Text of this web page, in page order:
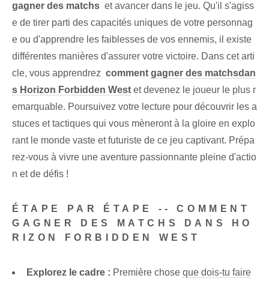
gagner⁢ des matchs ​ et avancer dans le jeu. Qu'il s'agiss
e de tirer parti des capacités uniques de votre personnag
e ou d'apprendre les faiblesses de vos ennemis, il existe
différentes manières d'assurer votre victoire. Dans cet arti
cle, vous apprendrez ‌ comment gagner des matchsdan
s Horizon Forbidden West et devenez le joueur le plus r
emarquable. Poursuivez votre lecture pour découvrir les a
stuces et tactiques qui vous mèneront à la gloire en explo
rant le monde vaste et futuriste de ce jeu captivant. Prépa
rez-vous à vivre une aventure passionnante pleine d'actio
n et de défis !
ÉTAPE PAR ÉTAPE -- COMMENT
GAGNER DES MATCHS DANS HO
RIZON FORBIDDEN WEST
Explorez le cadre : ⁣Première chose que dois-tu faire